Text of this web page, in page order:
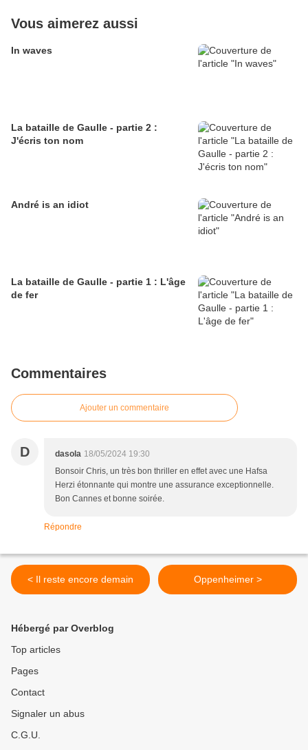
Vous aimerez aussi
In waves
La bataille de Gaulle - partie 2 :
J'écris ton nom
André is an idiot
La bataille de Gaulle - partie 1 : L'âge
de fer
Commentaires
Ajouter un commentaire
D dasola 18/05/2024 19:30
Bonsoir Chris, un très bon thriller en effet avec une Hafsa
Herzi étonnante qui montre une assurance exceptionnelle.
Bon Cannes et bonne soirée.
Répondre
< Il reste encore demain Oppenheimer >
Hébergé par Overblog
Top articles
Pages
Contact
Signaler un abus
C.G.U.